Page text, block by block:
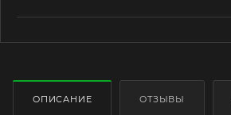
ОПИСАНИЕ ОТЗЫВЫ